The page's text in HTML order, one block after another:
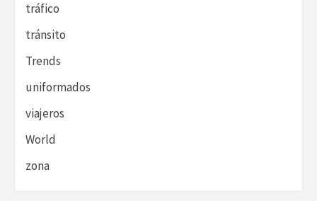
tráfico
tránsito
Trends
uniformados
viajeros
World
zona